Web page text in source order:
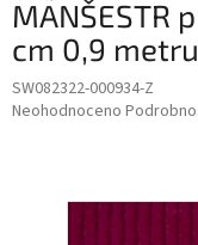
MANŠESTR
cm 0,9 metru
SW082322-000934-Z
Průměrné
Neohodnoceno